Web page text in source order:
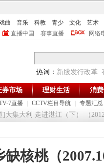
曲 音乐 科教 青少 文化
艺术
直播中国 赛事直播 网络
热词： 新股发行改革
7直播 CCTV栏目导航 专题汇总
券市场 理财生活 消
利 走进湛江（下） （20120124
缺核桃（